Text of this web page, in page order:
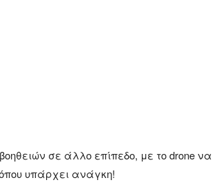
σε άλλο επίπεδο, με το drone να
υπάρχει ανάγκη!